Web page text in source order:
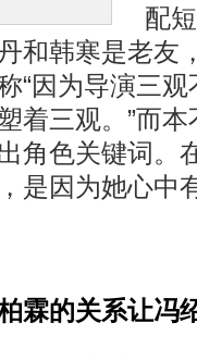
配
和韩寒是老友
“因为导演三
着三观。”而
角色关键词。
是因为她心中
霖的关系让冯